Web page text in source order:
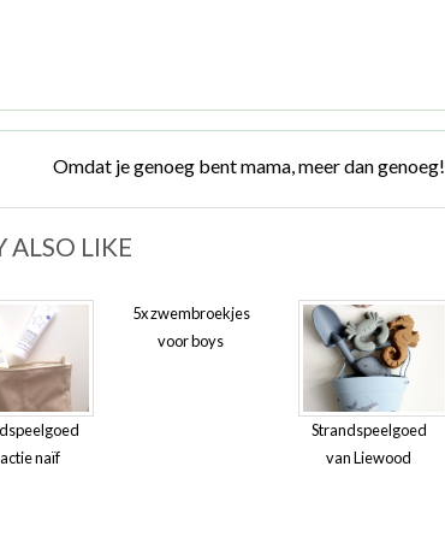
Omdat je genoeg bent mama, meer dan genoeg!
ALSO LIKE
naïf
5x zwembroekjes
voor boys
Strandspeelgoed
van Liewood